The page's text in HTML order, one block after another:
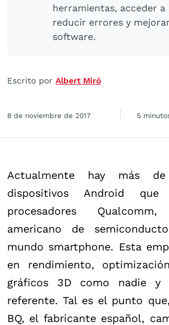
herramientas, acceder
reducir errores y
software.
Escrito por Albert Miró
8 de noviembre de 2017 5
Actualmente hay más
dispositivos Android
procesadores
americano de
mundo smartphone. Esta
en rendimiento,
gráficos 3D como nadie
referente. Tal es el punto
BQ, el fabricante español,